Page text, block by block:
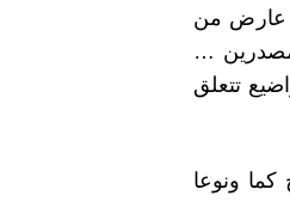
في ذات الموضوع، يتميز الصالون الدولي للتمور الذي يدوم ثلاثة أيام بمشاركة أكثر من 150 عارض من
مصدرين …
تتعلق
ونوعا